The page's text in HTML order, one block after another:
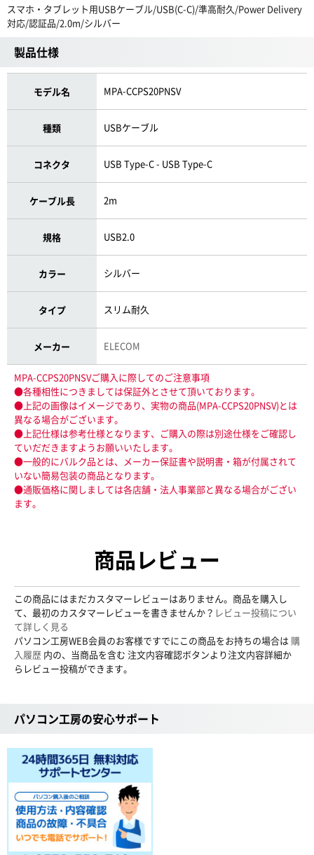
スマホ・タブレット用USBケーブル/USB(C-C)/準高耐久/Power Delivery
対応/認証品/2.0m/シルバー
製品仕様
モデル名 MPA-CCPS20PNSV
種類 USBケーブル
コネクタ USB Type-C - USB Type-C
ケーブル長 2m
規格 USB2.0
カラー シルバー
タイプ スリム耐久
メーカー ELECOM
MPA-CCPS20PNSVご購入に際してのご注意事項
●各種相性につきましては保証外とさせて頂いております。
●上記の画像はイメージであり、実物の商品(MPA-CCPS20PNSV)とは
異なる場合がございます。
●上記仕様は参考仕様となります、ご購入の際は別途仕様をご確認し
ていだだきますようお願いいたします。
●一般的にバルク品とは、メーカー保証書や説明書・箱が付属されて
いない簡易包装の商品となります。
●通販価格に関しましては各店舗・法人事業部と異なる場合がござい
ます。
商品レビュー
この商品にはまだカスタマーレビューはありません。商品を購入し
て、最初のカスタマーレビューを書きませんか？ レビュー投稿につい
て詳しく見る
パソコン工房WEB会員のお客様ですでにこの商品をお持ちの場合は 購
入履歴 内の、当商品を含む 注文内容確認ボタンより注文内容詳細か
らレビュー投稿ができます。
パソコン工房の安心サポート